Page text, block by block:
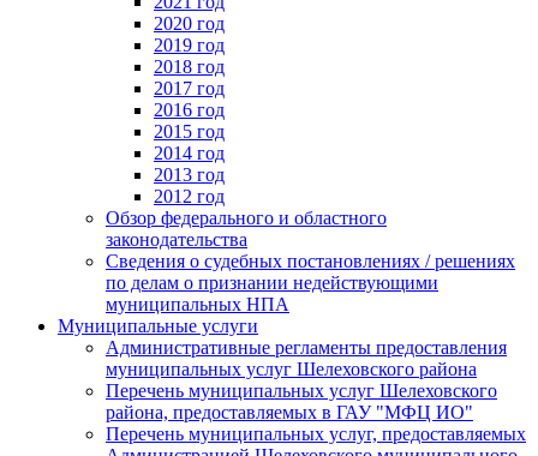
2020 год
2019 год
2018 год
2017 год
2016 год
2015 год
2014 год
2013 год
2012 год
Обзор федерального и областного
законодательства
Сведения о судебных постановлениях / решениях
по делам о признании недействующими
муниципальных НПА
Муниципальные услуги
Административные регламенты предоставления
муниципальных услуг Шелеховского района
Перечень муниципальных услуг Шелеховского
района, предоставляемых в ГАУ "МФЦ ИО"
Перечень муниципальных услуг, предоставляемых